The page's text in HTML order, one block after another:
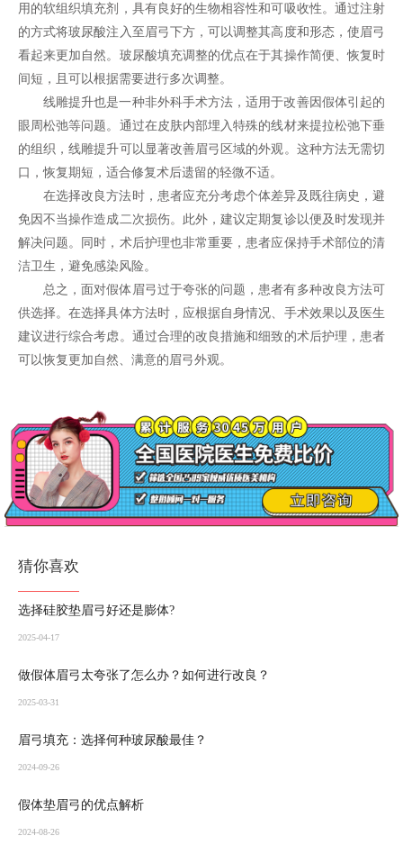
用的软组织填充剂，具有良好的生物相容性和可吸收性。通过注射
的方式将玻尿酸注入至眉弓下方，可以调整其高度和形态，使眉弓
看起来更加自然。玻尿酸填充调整的优点在于其操作简便、恢复时
间短，且可以根据需要进行多次调整。
线雕提升也是一种非外科手术方法，适用于改善因假体引起的
眼周松弛等问题。通过在皮肤内部埋入特殊的线材来提拉松弛下垂
的组织，线雕提升可以显著改善眉弓区域的外观。这种方法无需切
口，恢复期短，适合修复术后遗留的轻微不适。
在选择改良方法时，患者应充分考虑个体差异及既往病史，避
免因不当操作造成二次损伤。此外，建议定期复诊以便及时发现并
解决问题。同时，术后护理也非常重要，患者应保持手术部位的清
洁卫生，避免感染风险。
总之，面对假体眉弓过于夸张的问题，患者有多种改良方法可
供选择。在选择具体方法时，应根据自身情况、手术效果以及医生
建议进行综合考虑。通过合理的改良措施和细致的术后护理，患者
可以恢复更加自然、满意的眉弓外观。
猜你喜欢
选择硅胶垫眉弓好还是膨体?
2025-04-17
做假体眉弓太夸张了怎么办？如何进行改良？
2025-03-31
眉弓填充：选择何种玻尿酸最佳？
2024-09-26
假体垫眉弓的优点解析
2024-08-26